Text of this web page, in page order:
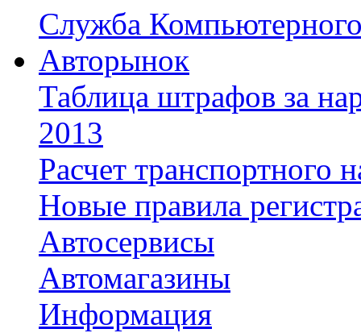
Служба
Авторынок
Таблица штрафов за
2013
Расчет транспортного
Новые правила
Автосервисы
Автомагазины
Информация